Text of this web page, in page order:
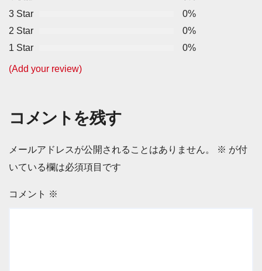
3 Star
0%
2 Star
0%
1 Star
0%
(Add your review)
コメントを残す
メールアドレスが公開されることはありません。 ※ が付
いている欄は必須項目です
コメント ※